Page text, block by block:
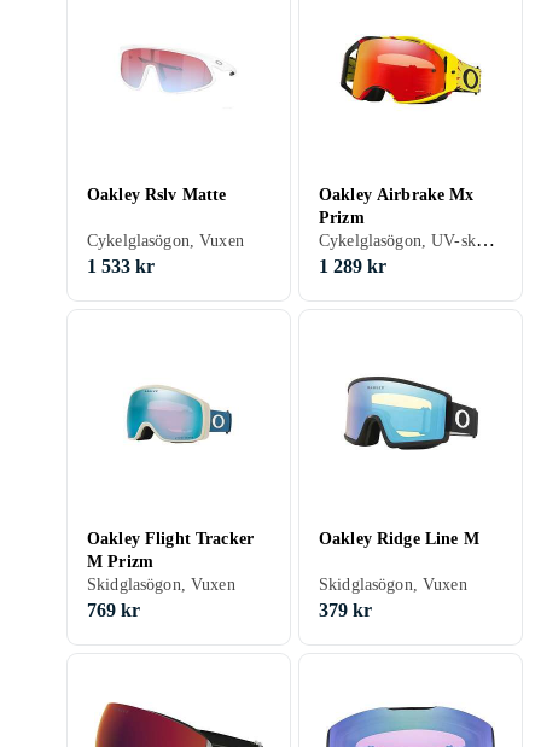
Oakley Rslv Matte
Cykelglasögon, Vuxen
1 533 kr
Oakley Airbrake Mx
Prizm
Cykelglasögon, UV-skydd, Vuxen
1 289 kr
Oakley Flight Tracker
M Prizm
Skidglasögon, Vuxen
769 kr
Oakley Ridge Line M
Skidglasögon, Vuxen
379 kr